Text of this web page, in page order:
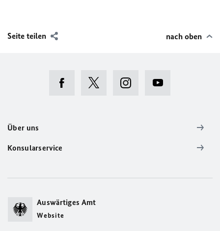
Seite teilen nach oben
Über uns
Konsularservice
Auswärtiges Amt
Website